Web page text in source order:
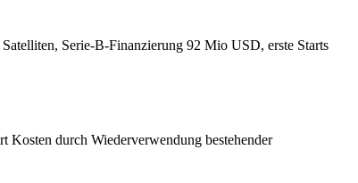
Serie-B-Finanzierung 92 Mio USD, erste Starts
durch Wiederverwendung bestehender